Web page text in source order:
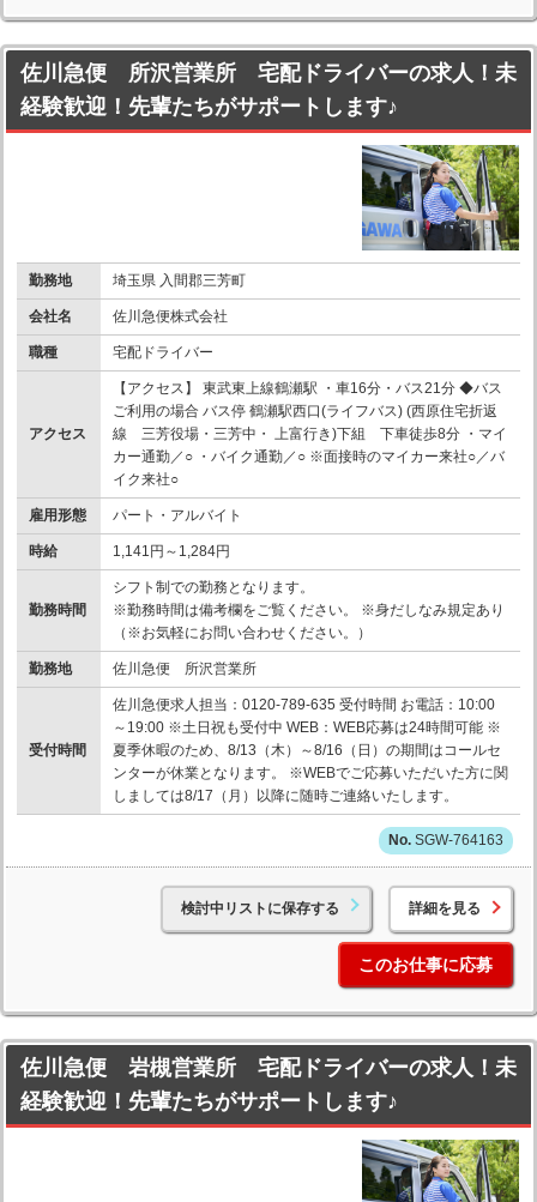
佐川急便 所沢営業所 宅配ドライバーの求人！未
経験歓迎！先輩たちがサポートします♪
勤務地 埼玉県 入間郡三芳町
会社名 佐川急便株式会社
職種 宅配ドライバー
アクセス
【アクセス】 東武東上線鶴瀬駅 ・車16分・バス21分 ◆バス
ご利用の場合 バス停 鶴瀬駅西口(ライフバス) (西原住宅折返
線 三芳役場・三芳中・ 上富行き)下組 下車徒歩8分 ・マイ
カー通勤／○ ・バイク通勤／○ ※面接時のマイカー来社○／バ
イク来社○
雇用形態 パート・アルバイト
時給 1,141円～1,284円
勤務時間
シフト制での勤務となります。
※勤務時間は備考欄をご覧ください。 ※身だしなみ規定あり
（※お気軽にお問い合わせください。）
勤務地 佐川急便 所沢営業所
受付時間
佐川急便求人担当：0120-789-635 受付時間 お電話：10:00
～19:00 ※土日祝も受付中 WEB：WEB応募は24時間可能 ※
夏季休暇のため、8/13（木）～8/16（日）の期間はコールセ
ンターが休業となります。 ※WEBでご応募いただいた方に関
しましては8/17（月）以降に随時ご連絡いたします。
SGW-764163
検討中リストに保存する 詳細を見る
このお仕事に応募
佐川急便 岩槻営業所 宅配ドライバーの求人！未
経験歓迎！先輩たちがサポートします♪